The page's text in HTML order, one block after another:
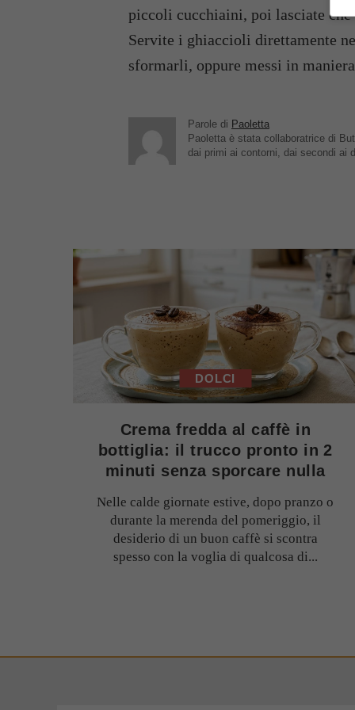
piccoli cucchiaini, poi lasciate
Servite i ghiaccioli direttamente
sformarli, oppure messi in
Parole di Paoletta
Paoletta è stata collaboratrice di
dai primi ai contorni, dai secondi ai
DOLCI
Crema fredda al caffè in
bottiglia: il trucco pronto in 2
minuti senza sporcare nulla
Nelle calde giornate estive, dopo pranzo o
durante la merenda del pomeriggio, il
desiderio di un buon caffè si scontra
spesso con la voglia di qualcosa di...